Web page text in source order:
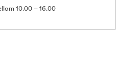
10.00 – 16.00